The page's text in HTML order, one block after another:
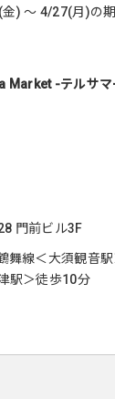
) ～ 4/27(月)の
Market -テルサ
門前ビル3F
舞線＜大須観音
駅＞徒歩10分